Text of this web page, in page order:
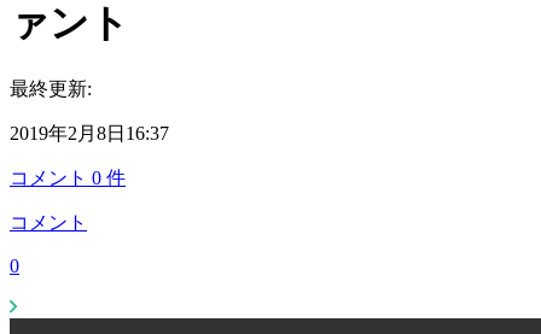
ァント
最終更新:
2019年2月8日16:37
コメント 0 件
コメント
0